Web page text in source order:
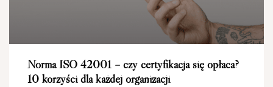
Norma ISO 42001 – czy certyfikacja się opłaca?
10 korzyści dla każdej organizacji